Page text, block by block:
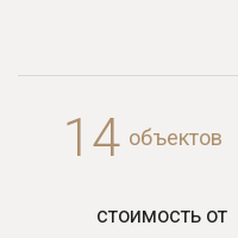
14 объектов
стоимость от